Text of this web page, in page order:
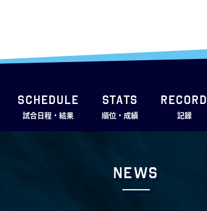
SCHEDULE
試合日程・結果
STATS
順位・成績
RECORD
記録
News